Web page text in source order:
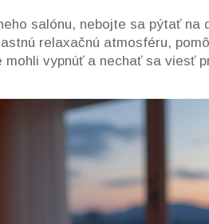
salónu, nebojte sa pýtať
relaxačnú atmosféru,
vypnúť a nechať sa viesť